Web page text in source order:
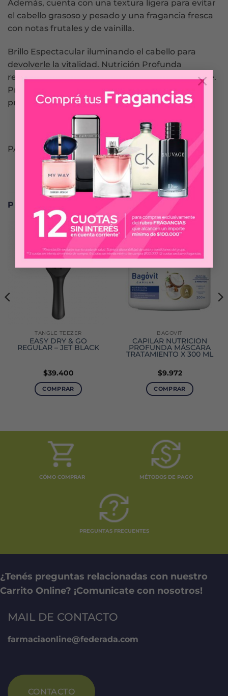
×
Además, cuenta con una textura ligera para evitar
el cabello grasoso y pesado y una fragancia fresca
con notas frutales y de vainilla.
Brillo Espectacular iluminando el cabello para
devolverle la vitalidad. Nutrición Profunda
restaurando el daño para lograr un pelo saludable.
Protección Contra Daños formando una barrera
protectora contra agresores externos.
PANTENE
PRODUCTOS RELACIONADOS
TANGLE TEEZER
EASY DRY & GO
REGULAR – JET BLACK
$39.400
COMPRAR
BAGOVIT
CAPILAR NUTRICIÓN
PROFUNDA MÁSCARA
TRATAMIENTO X 300 ML
$9.972
COMPRAR
CÓMO COMPRAR MÉTODOS DE PAGO
PREGUNTAS FRECUENTES
¿Tenés preguntas relacionadas con nuestro
Carrito Online? ¡Comunicate con nosotros!
MAIL DE CONTACTO
farmaciaonline@federada.com
CONTACTO